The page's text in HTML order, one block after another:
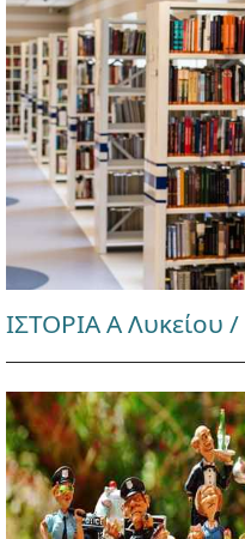
ΙΣΤΟΡΙΑ Α Λυκείου